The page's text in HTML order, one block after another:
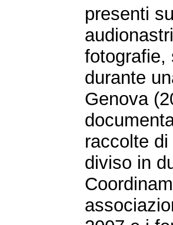
presenti
fotografie,
durante
Genova
raccolte
diviso in